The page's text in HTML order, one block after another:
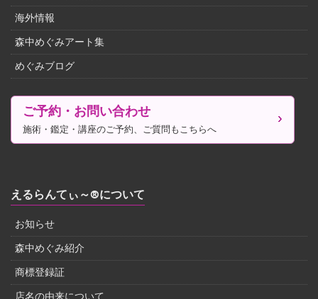
海外情報
森中めぐみアート集
めぐみブログ
ご予約・お問い合わせ
施術・鑑定・講座のご予約、ご質問もこちらへ
えるらんてぃ～®について
お知らせ
森中めぐみ紹介
商標登録証
店名の由来について